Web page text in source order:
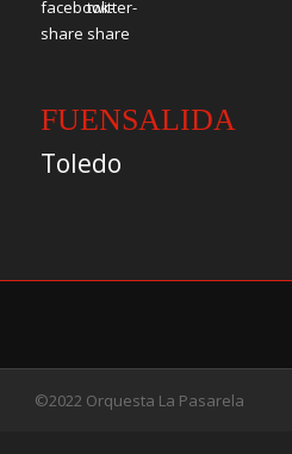
FUENSALIDA
Toledo
©2022 Orquesta La Pasarela